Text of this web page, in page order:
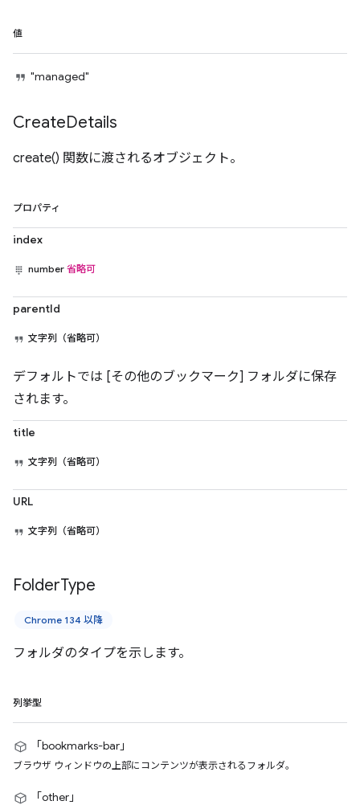
値
"managed"
CreateDetails
create() 関数に渡されるオブジェクト。
プロパティ
index
number 省略可
parentId
文字列（省略可）
デフォルトでは [その他のブックマーク] フォルダに保存
されます。
title
文字列（省略可）
URL
文字列（省略可）
FolderType
Chrome 134 以降
フォルダのタイプを示します。
列挙型
「bookmarks-bar」
ブラウザ ウィンドウの上部にコンテンツが表示されるフォルダ。
「other」